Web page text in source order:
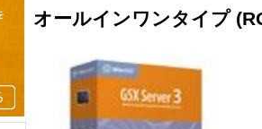
オールインワンタイプ